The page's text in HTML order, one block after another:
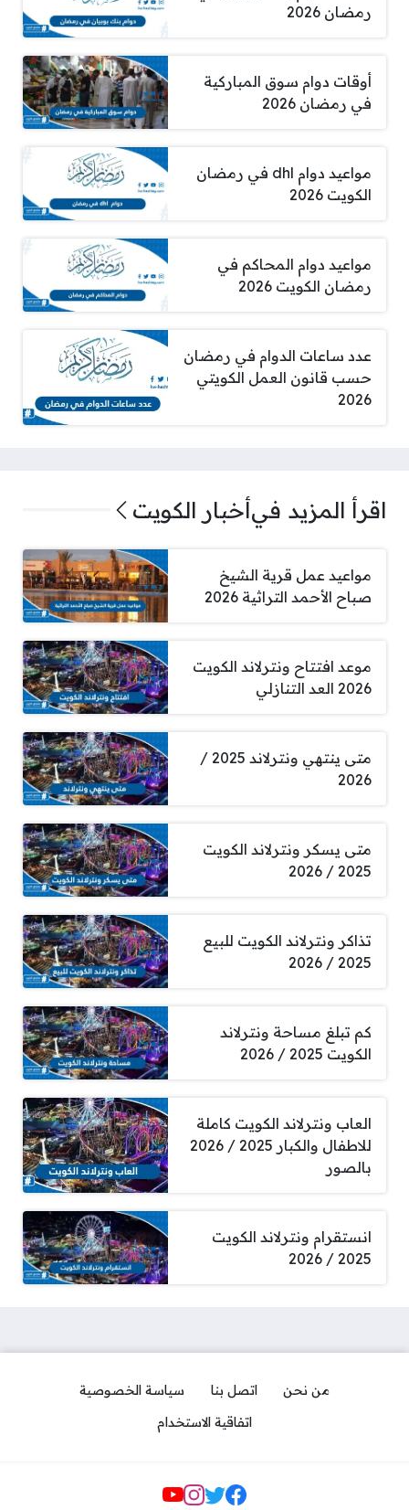
رمضان 2026
أوقات دوام سوق المباركية
في رمضان 2026
مواعيد دوام dhl في رمضان
الكويت 2026
مواعيد دوام المحاكم في
رمضان الكويت 2026
عدد ساعات الدوام في رمضان
حسب قانون العمل الكويتي
2026
اقرأ المزيد فيأخبار الكويت
مواعيد عمل قرية الشيخ
صباح الأحمد التراثية 2026
موعد افتتاح ونترلاند الكويت
2026 العد التنازلي
متى ينتهي ونترلاند 2025 /
2026
متى يسكر ونترلاند الكويت
2025 / 2026
تذاكر ونترلاند الكويت للبيع
2025 / 2026
كم تبلغ مساحة ونترلاند
الكويت 2025 / 2026
العاب ونترلاند الكويت كاملة
للاطفال والكبار 2025 / 2026
بالصور
انستقرام ونترلاند الكويت
2025 / 2026
من نحن اتصل بنا
سياسة الخصوصية
اتفاقية الاستخدام
Social Links